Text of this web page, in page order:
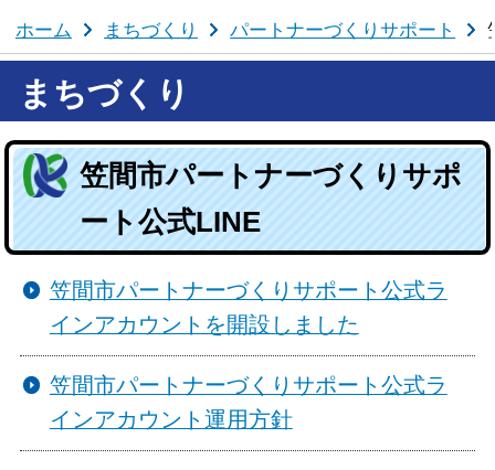
ホーム まちづくり パートナーづくりサポート
まちづくり
笠間市パートナーづくりサポ
ート公式LINE
笠間市パートナーづくりサポート公式ラ
インアカウントを開設しました
笠間市パートナーづくりサポート公式ラ
インアカウント運用方針